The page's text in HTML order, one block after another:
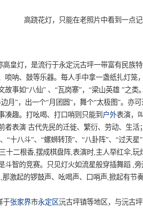
高跷花灯，只能在老照片中看到一点
高皇灯，是流行于永定沅古坪一带富有民族
唢呐、鼓等乐器。每人手中拿一盏纸扎灯笼
故事如“八仙” 、“瓦岗寨”，“梁山英雄 ”之
月”，出一个“月团圆”，舞个“太极图”。亦
凑趣。打吆喝、打口哨则只能到 户外表演，
者表演 古代先民的迁徙、繁衍、劳动、生
“十八斗”、“螺蛳转顶”、“八卦阵”、“过天
十二根香,摆成棋盘阵,表演时,主人举红伞,玩
斗智的竞赛。只见灯火如流星般穿插舞蹈 ,
激起的锣鼓声、吆喝声、口哨声,掀起有节
于张家界市永定区沅古坪镇等地区，与沅古